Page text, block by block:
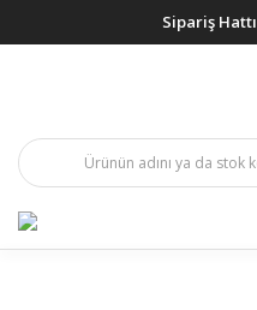
Sipariş Hattı